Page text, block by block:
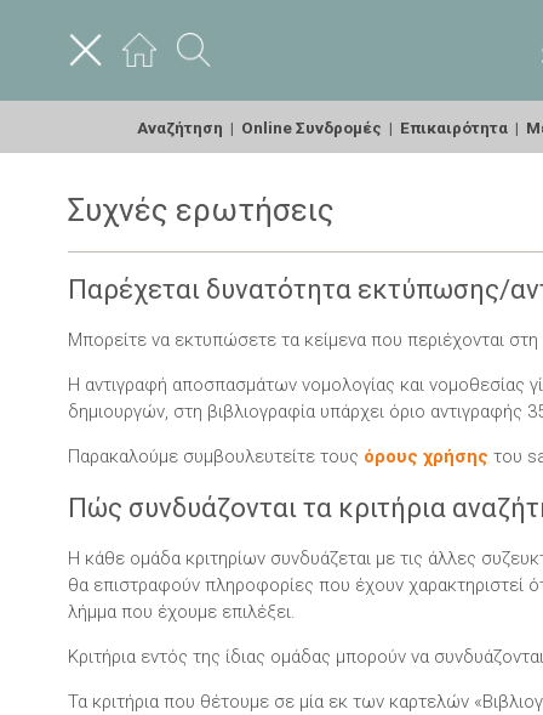
Αναζήτηση | Online Συνδρομές | Επικαιρότητα |
Συχνές ερωτήσεις
Παρέχεται δυνατότητα εκτύπωσης/
Μπορείτε να εκτυπώσετε τα κείμενα που περιέχονται
Η αντιγραφή αποσπασμάτων νομολογίας και νομοθεσίας
δημιουργών, στη βιβλιογραφία υπάρχει όριο
Παρακαλούμε συμβουλευτείτε τους όρους χρήσης του
Πώς συνδυάζονται τα κριτήρια
Η κάθε ομάδα κριτηρίων συνδυάζεται με τις άλλες
θα επιστραφούν πληροφορίες που έχουν χαρακτηριστεί
λήμμα που έχουμε επιλέξει.
Κριτήρια εντός της ίδιας ομάδας μπορούν να
Τα κριτήρια που θέτουμε σε μία εκ των καρτελών